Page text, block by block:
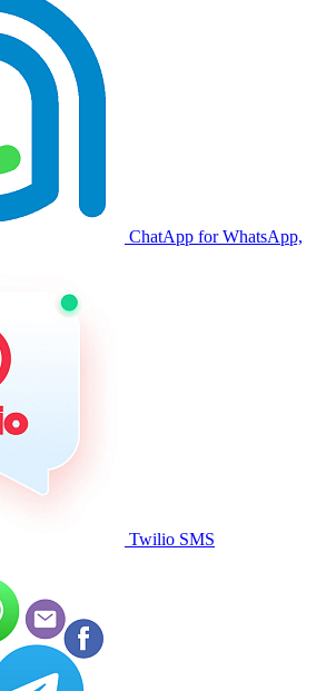
ChatApp for WhatsApp,
Twilio SMS